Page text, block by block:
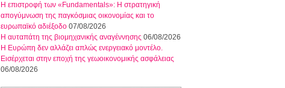
Η επιστροφή των «Fundamentals»: Η στρατηγική
απογύμνωση της παγκόσμιας οικονομίας και το
ευρωπαϊκό αδιέξοδο 07/08/2026
Η αυταπάτη της βιομηχανικής αναγέννησης 06/08/2026
Η Ευρώπη δεν αλλάζει απλώς ενεργειακό μοντέλο.
Εισέρχεται στην εποχή της γεωοικονομικής ασφάλειας
06/08/2026